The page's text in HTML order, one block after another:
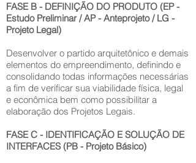
FASE B - DEFINIÇÃO DO PRODUTO (EP -
Estudo Preliminar / AP - Anteprojeto / LG -
Projeto Legal)
Desenvolver o partido arquitetônico e demais
elementos do empreendimento, definindo e
consolidando todas informações necessárias
a fim de verificar sua viabilidade física, legal
e econômica bem como possibilitar a
elaboração dos Projetos Legais.
FASE C - IDENTIFICAÇÃO E SOLUÇÃO DE
INTERFACES (PB - Projeto Básico)